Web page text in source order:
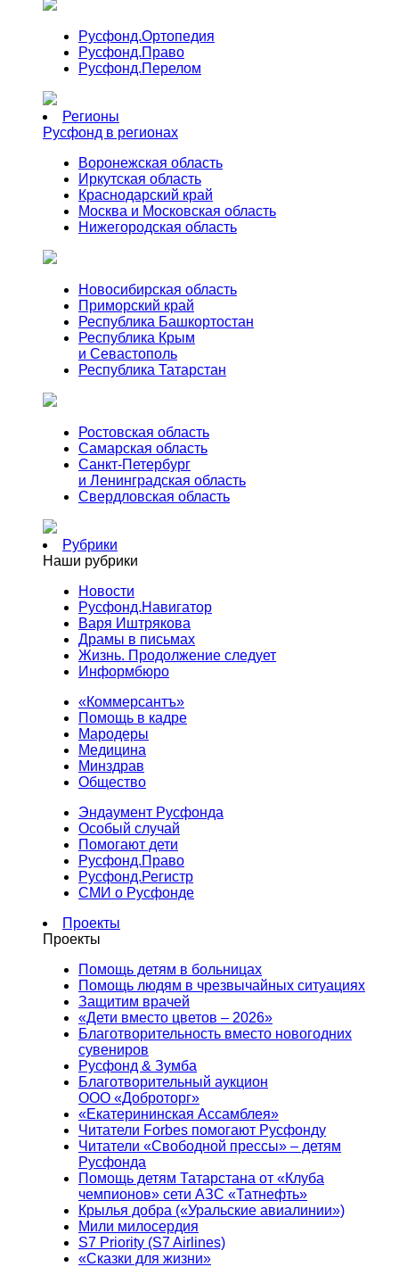
Русфонд.Ортопедия
Русфонд.Право
Русфонд.Перелом
Регионы
Русфонд в регионах
Воронежская область
Иркутская область
Краснодарский край
Москва и Московская область
Нижегородская область
Новосибирская область
Приморский край
Республика Башкортостан
Республика Крым
и Севастополь
Республика Татарстан
Ростовская область
Самарская область
Санкт-Петербург
и Ленинградская область
Свердловская область
Рубрики
Наши рубрики
Новости
Русфонд.Навигатор
Варя Иштрякова
Драмы в письмах
Жизнь. Продолжение следует
Информбюро
«Коммерсантъ»
Помощь в кадре
Мародеры
Медицина
Минздрав
Общество
Эндаумент Русфонда
Особый случай
Помогают дети
Русфонд.Право
Русфонд.Регистр
СМИ о Русфонде
Проекты
Проекты
Помощь детям в больницах
Помощь людям в чрезвычайных ситуациях
Защитим врачей
«Дети вместо цветов – 2026»
Благотворительность вместо новогодних
сувениров
Русфонд & Зумба
Благотворительный аукцион
ООО «Доброторг»
«Екатерининская Ассамблея»
Читатели Forbes помогают Русфонду
Читатели «Свободной прессы» – детям
Русфонда
Помощь детям Татарстана от «Клуба
чемпионов» сети АЗС «Татнефть»
Крылья добра («Уральские авиалинии»)
Мили милосердия
S7 Priority (S7 Airlines)
«Сказки для жизни»